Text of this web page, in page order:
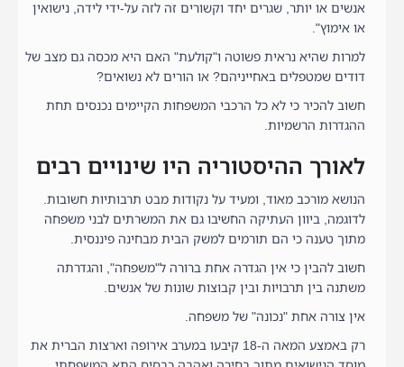
אנשים או יותר, שגרים יחד וקשורים זה לזה על-ידי לידה, נישואין
או אימוץ".
למרות שהיא נראית פשוטה ו"קולעת" האם היא מכסה גם מצב של
דודים שמטפלים באחייניהם? או הורים לא נשואים?
חשוב להכיר כי לא כל הרכבי המשפחות הקיימים נכנסים תחת
ההגדרות הרשמיות.
לאורך ההיסטוריה היו שינויים רבים
הנושא מורכב מאוד, ומעיד על נקודות מבט תרבותיות חשובות.
לדוגמה, ביוון העתיקה החשיבו גם את המשרתים לבני משפחה
מתוך טענה כי הם תורמים למשק הבית מבחינה פיננסית.
חשוב להבין כי אין הגדרה אחת ברורה ל"משפחה", והגדרתה
משתנה בין תרבויות ובין קבוצות שונות של אנשים.
אין צורה אחת "נכונה" של משפחה.
רק באמצע המאה ה-18 קיבעו במערב אירופה וארצות הברית את